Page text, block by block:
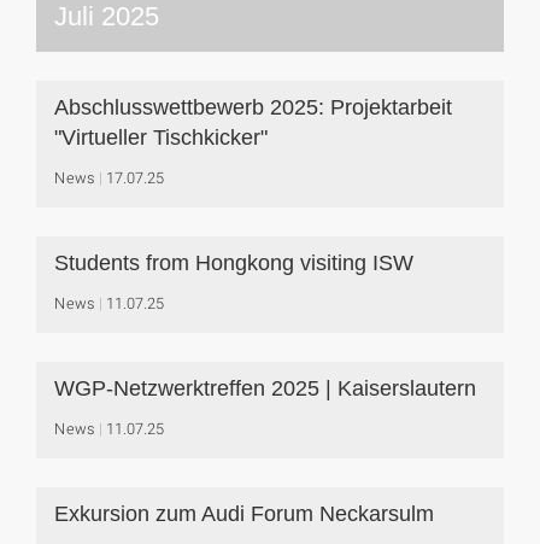
Juli 2025
Abschlusswettbewerb 2025: Projektarbeit
"Virtueller Tischkicker"
News 17.07.25
Students from Hongkong visiting ISW
News 11.07.25
WGP-Netzwerktreffen 2025 | Kaiserslautern
News 11.07.25
Exkursion zum Audi Forum Neckarsulm